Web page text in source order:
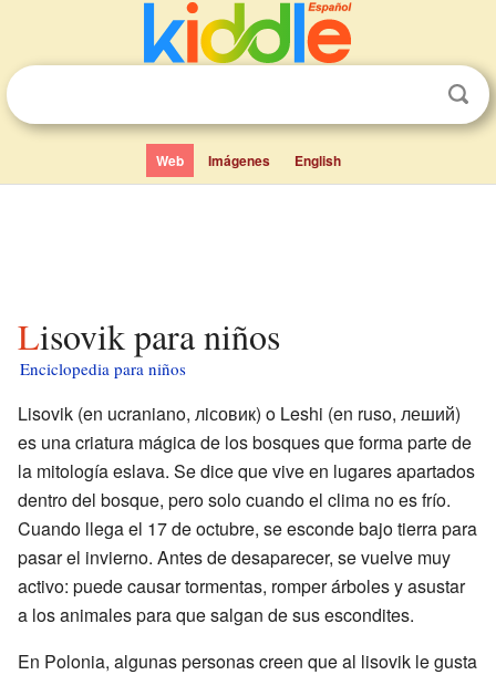
Web Imágenes English
Lisovik para niños
Enciclopedia para niños
Lisovik (en ucraniano, лiсовик) o Leshi (en ruso, леший)
es una criatura mágica de los bosques que forma parte de
la mitología eslava. Se dice que vive en lugares apartados
dentro del bosque, pero solo cuando el clima no es frío.
Cuando llega el 17 de octubre, se esconde bajo tierra para
pasar el invierno. Antes de desaparecer, se vuelve muy
activo: puede causar tormentas, romper árboles y asustar
a los animales para que salgan de sus escondites.
En Polonia, algunas personas creen que al lisovik le gusta